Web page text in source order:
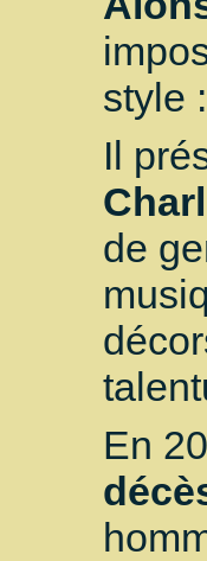
style
Il
de
En